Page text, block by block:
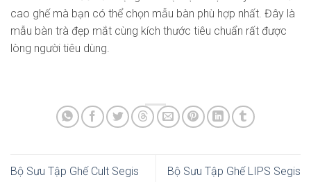
cao ghế mà bạn có thể chọn mẫu bàn phù hợp nhất. Đây là
mẫu bàn trà đẹp mắt cùng kích thước tiêu chuẩn rất được
lòng người tiêu dùng.
Bộ Sưu Tập Ghế Cult Segis Bộ Sưu Tập Ghế LIPS Segis